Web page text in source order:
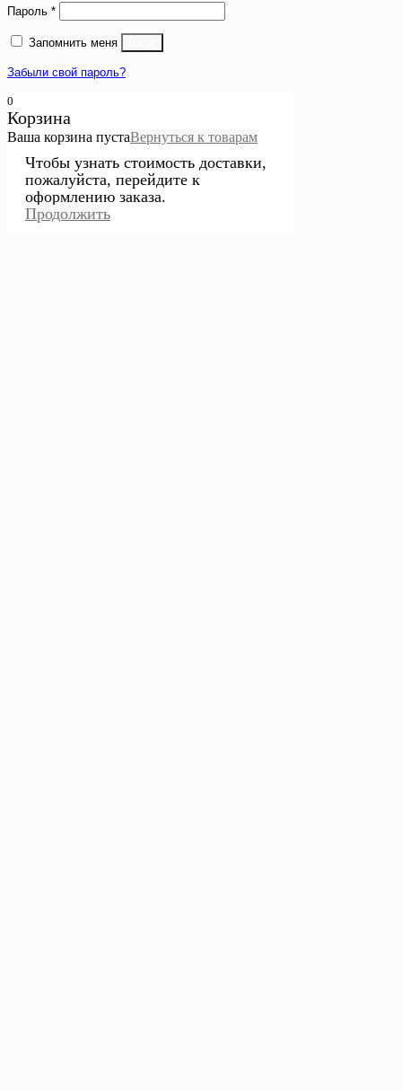
Пароль *
Запомнить меня
Забыли свой пароль?
0
Корзина
Ваша корзина пустаВернуться к товарам
Чтобы узнать стоимость доставки,
пожалуйста, перейдите к
оформлению заказа.
Продолжить